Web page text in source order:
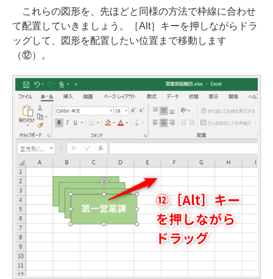
これらの図形を、先ほどと同様の方法で枠線に合わせ
て配置していきましょう。［Alt］キーを押しながらドラ
ッグして、図形を配置したい位置まで移動します
（⑫）。